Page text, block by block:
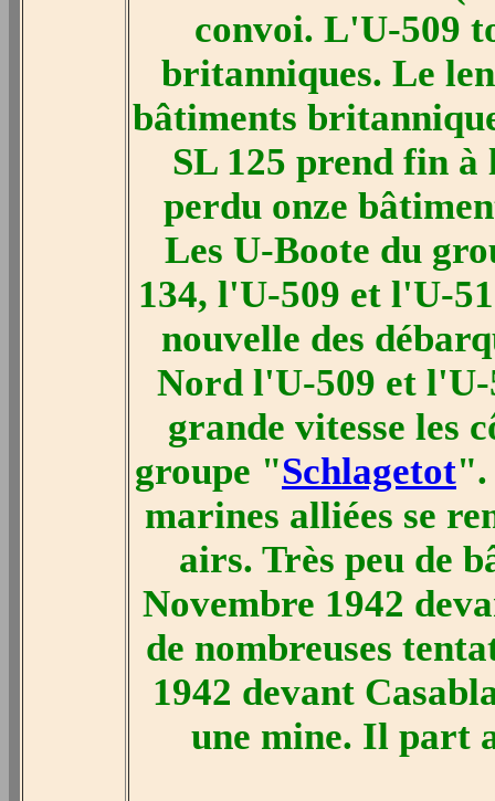
convoi. L'U-509
britanniques. Le
bâtiments
SL 125 prend fin à
perdu onze
Les U-Boote du
134, l'U-509 et l'U-
nouvelle des
Nord l'U-509 et
grande vitesse les
groupe "Schlagetot".
marines alliées se
airs. Très peu de
Novembre 1942
de nombreuses
1942 devant
une mine. Il part